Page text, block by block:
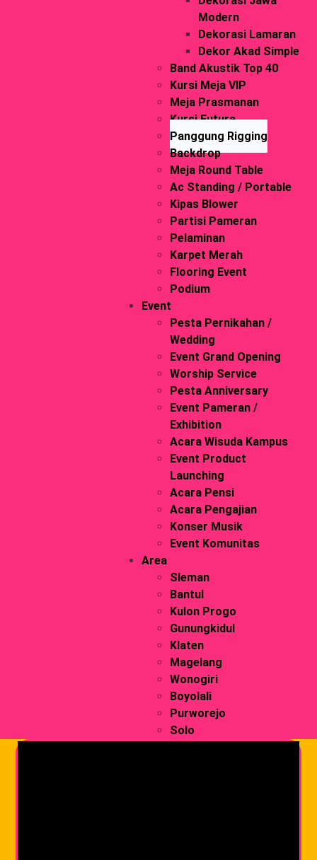
Modern
Dekorasi Lamaran
Dekor Akad Simple
Band Akustik Top 40
Kursi Meja VIP
Meja Prasmanan
Kursi Futura
Panggung Rigging
Backdrop
Meja Round Table
Ac Standing / Portable
Kipas Blower
Partisi Pameran
Pelaminan
Karpet Merah
Flooring Event
Podium
Event
Pesta Pernikahan /
Wedding
Event Grand Opening
Worship Service
Pesta Anniversary
Event Pameran /
Exhibition
Acara Wisuda Kampus
Event Product
Launching
Acara Pensi
Acara Pengajian
Konser Musik
Event Komunitas
Area
Sleman
Bantul
Kulon Progo
Gunungkidul
Klaten
Magelang
Wonogiri
Boyolali
Purworejo
Solo